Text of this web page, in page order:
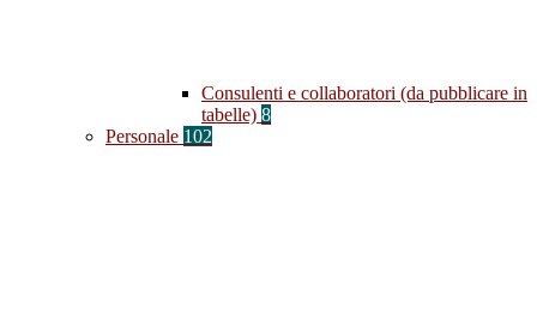
Consulenti e collaboratori (da pubblicare in
tabelle) 8
Personale 102